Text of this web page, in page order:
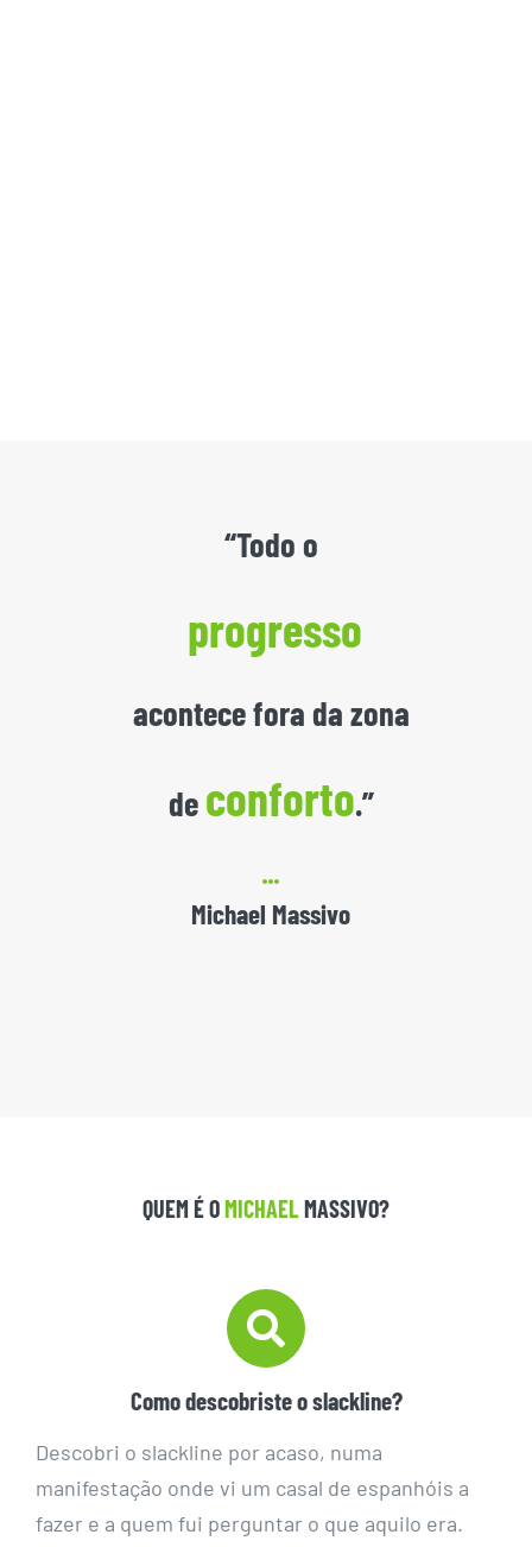
“Todo o
progresso
acontece fora da zona
de conforto.”
Michael Massivo
QUEM É OMICHAELMASSIVO?
Como descobriste o slackline?
Descobri o slackline por acaso, numa
manifestação onde vi um casal de espanhóis a
fazer e a quem fui perguntar o que aquilo era.